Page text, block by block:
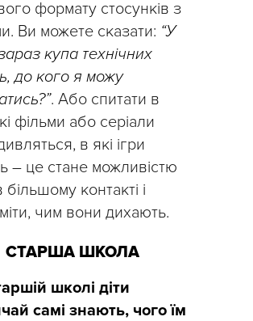
формату стосунків з
Ви можете сказати: “У
купа технічних
до кого я можу
. Або спитати в
фільми або серіали
в які ігри
– це стане можливістю
більшому контакті і
чим вони дихають.
СТАРША ШКОЛА
школі діти
самі знають, чого їм